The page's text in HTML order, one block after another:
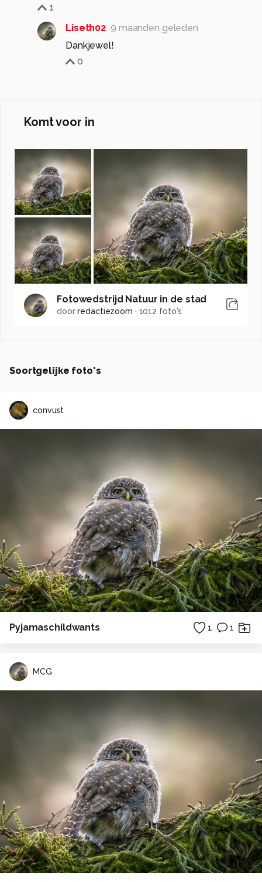
1
Liseth02 9 maanden geleden
Dankjewel!
0
Komt voor in
Fotowedstrijd Natuur in de stad
doorredactiezoom · 1012 foto's
Soortgelijke foto's
convust
Pyjamaschildwants 1 1
MCG